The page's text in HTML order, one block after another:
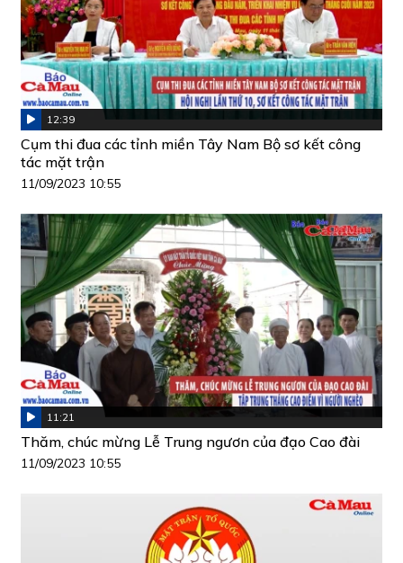
12:39
Cụm thi đua các tỉnh miền Tây Nam Bộ sơ kết công
tác mặt trận
11/09/2023 10:55
11:21
Thăm, chúc mừng Lễ Trung ngươn của đạo Cao đài
11/09/2023 10:55